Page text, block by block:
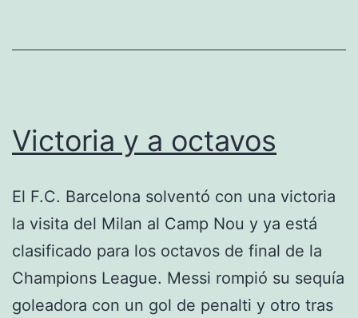
Victoria y a octavos
El F.C. Barcelona solventó con una victoria
la visita del Milan al Camp Nou y ya está
clasificado para los octavos de final de la
Champions League. Messi rompió su sequía
goleadora con un gol de penalti y otro tras